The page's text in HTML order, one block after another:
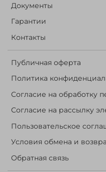
Документы
Гарантии
Контакты
Публичная оферта
Политика
Согласие на обработку
Согласие на рассылку
Пользовательское
Условия обмена и
Обратная связь